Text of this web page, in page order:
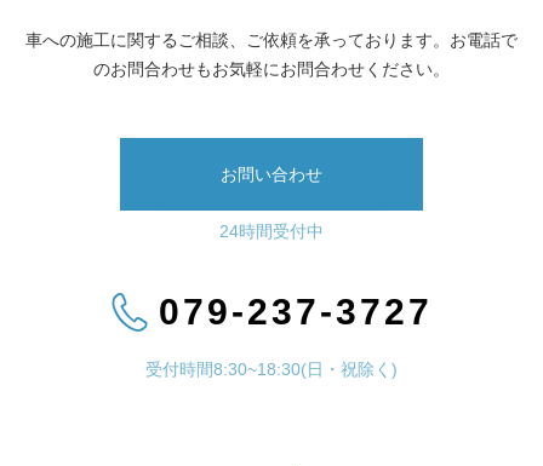
車への施工に関するご相談、ご依頼を承っております。お電話で
のお問合わせもお気軽にお問合わせください。
お問い合わせ
24時間受付中
079-237-3727
受付時間8:30~18:30(日・祝除く)